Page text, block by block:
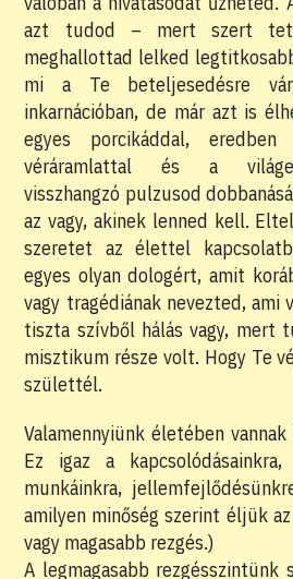
azt tudod – mert szert
meghallottad lelked
mi a Te beteljesedésre
inkarnációban, de már azt is
egyes porcikáddal, eredben
véráramlattal és a
visszhangzó pulzusod
az vagy, akinek lenned kell.
szeretet az élettel
egyes olyan dologért, amit
vagy tragédiának nevezted,
tiszta szívből hálás vagy, mert
misztikum része volt. Hogy Te
születtél.
Valamennyiünk életében
Ez igaz a
munkáinkra,
amilyen minőség szerint éljük
vagy magasabb rezgés.)
A legmagasabb